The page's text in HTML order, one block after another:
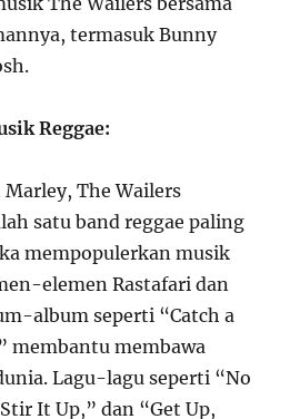
termasuk Bunny
Reggae:
The Wailers
satu band reggae paling
mempopulerkan musik
elemen Rastafari dan
album seperti “Catch a
membantu membawa
Lagu-lagu seperti “No
It Up,” dan “Get Up,